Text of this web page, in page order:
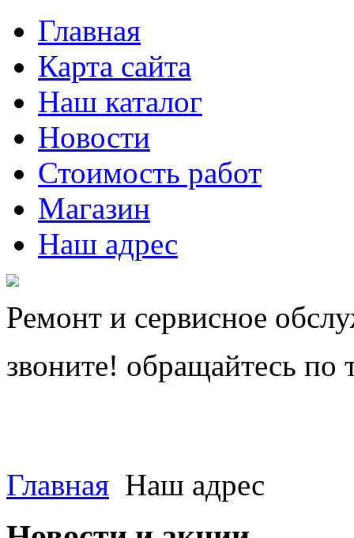
Главная
Карта сайта
Наш каталог
Новости
Стоимость работ
Магазин
Наш адрес
Ремонт и сервисное
звоните! обращайтесь по
Главная Наш адрес